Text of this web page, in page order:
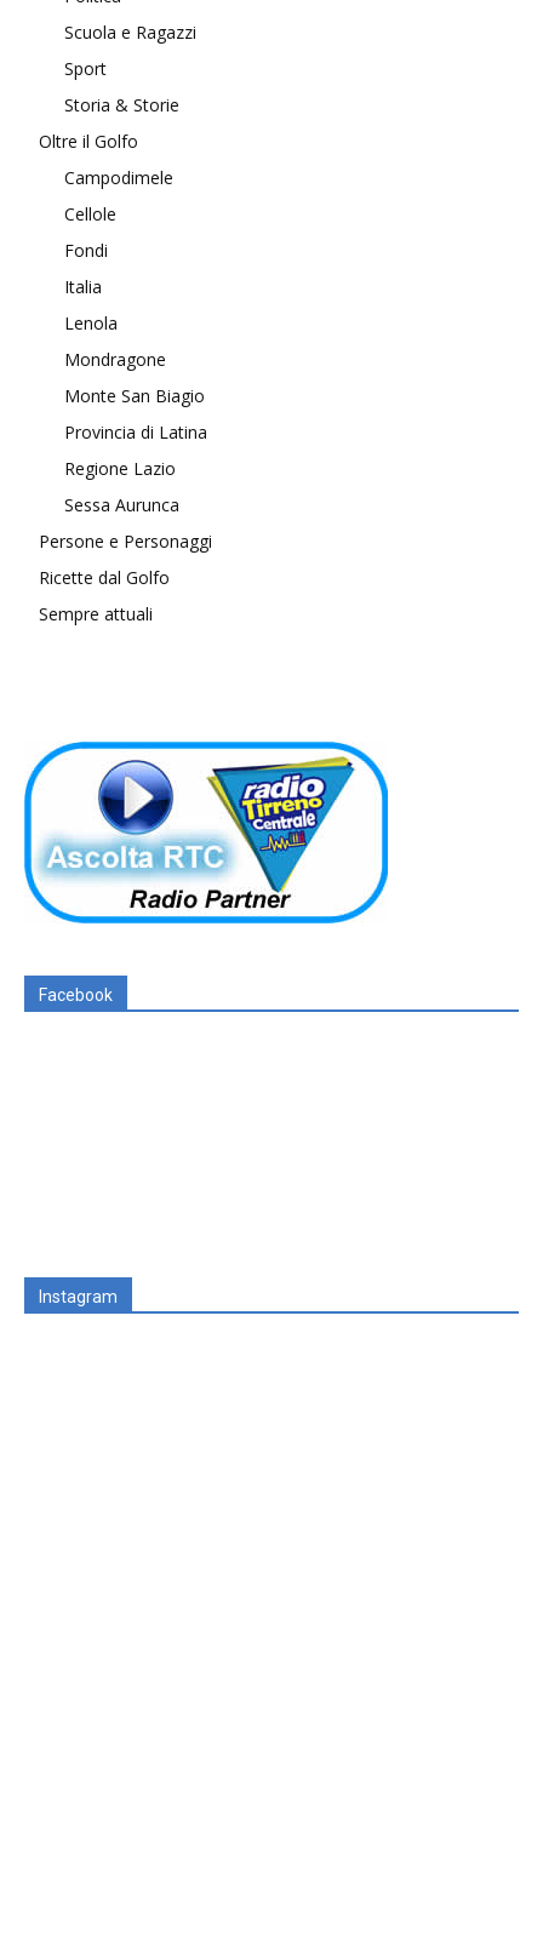
Scuola e Ragazzi
Sport
Storia & Storie
Oltre il Golfo
Campodimele
Cellole
Fondi
Italia
Lenola
Mondragone
Monte San Biagio
Provincia di Latina
Regione Lazio
Sessa Aurunca
Persone e Personaggi
Ricette dal Golfo
Sempre attuali
Facebook
Instagram